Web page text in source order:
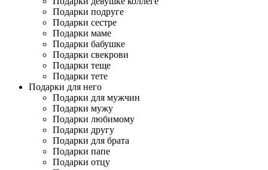
Подарки подруге
Подарки сестре
Подарки маме
Подарки бабушке
Подарки свекрови
Подарки теще
Подарки тете
Подарки для него
Подарки для мужчин
Подарки мужу
Подарки любимому
Подарки другу
Подарки для брата
Подарки папе
Подарки отцу